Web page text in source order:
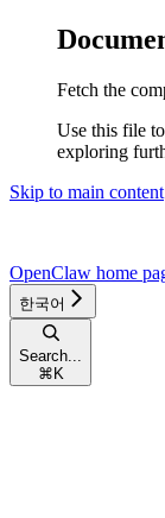
Fetch the
Use this file
exploring
Skip to main content
OpenClaw home
한국어
Search...
⌘ K